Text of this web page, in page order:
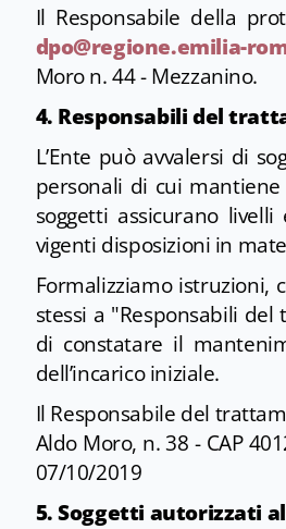
Il Responsabile della
dpo@regione.emilia-
Moro n. 44 - Mezzanino.
4. Responsabili del
L’Ente può avvalersi di
personali di cui
soggetti assicurano
vigenti disposizioni in
Formalizziamo istruzioni,
stessi a "Responsabili
di constatare il
dell’incarico iniziale.
Il Responsabile del
Aldo Moro, n. 38 - CAP
07/10/2019
5. Soggetti autorizzati